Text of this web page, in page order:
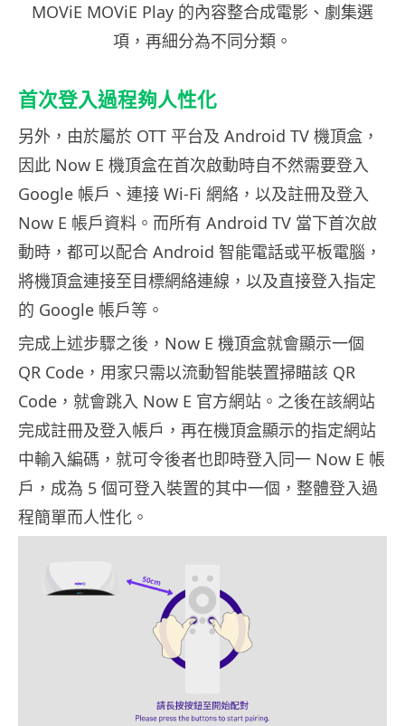
MOViE MOViE Play 的內容整合成電影、劇集選
項，再細分為不同分類。
首次登入過程夠人性化
另外，由於屬於 OTT 平台及 Android TV 機頂盒，
因此 Now E 機頂盒在首次啟動時自不然需要登入
Google 帳戶、連接 Wi-Fi 網絡，以及註冊及登入
Now E 帳戶資料。而所有 Android TV 當下首次啟
動時，都可以配合 Android 智能電話或平板電腦，
將機頂盒連接至目標網絡連線，以及直接登入指定
的 Google 帳戶等。
完成上述步驟之後，Now E 機頂盒就會顯示一個
QR Code，用家只需以流動智能裝置掃瞄該 QR
Code，就會跳入 Now E 官方網站。之後在該網站
完成註冊及登入帳戶，再在機頂盒顯示的指定網站
中輸入編碼，就可令後者也即時登入同一 Now E 帳
戶，成為 5 個可登入裝置的其中一個，整體登入過
程簡單而人性化。